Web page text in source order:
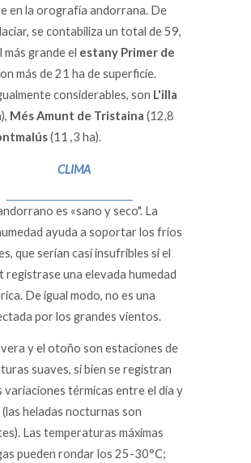
en la orografía andorrana. De
se contabiliza un total de 59,
más grande el estany Primer de
más de 21 ha de superficie.
considerables, son L'illa
Més Amunt de Tristaina (12,8
(11 ,3 ha).
CLIMA
es «sano y seco". La
ayuda a soportar los fríos
que serían casi insufribles si el
registrase una elevada humedad
De igual modo, no es una
por los grandes vientos.
y el otoño son estaciones de
suaves, si bien se registran
variaciones térmicas entre el día y
heladas nocturnas son
Las temperaturas máximas
pueden rondar los 25-30°C;